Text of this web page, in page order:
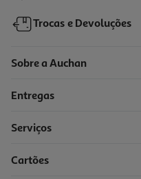
Trocas e Devoluções
Sobre a Auchan
Entregas
Serviços
Cartões